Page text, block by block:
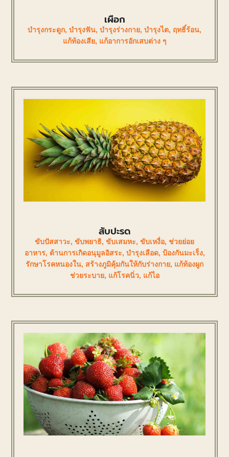
เผือก
บำรุงกระดูก, บำรุงฟัน, บำรุงร่างกาย, บำรุงไต, ฤทธิ์ร้อน,
แก้ท้องเสีย, แก้อาการอักเสบต่าง ๆ
สับปะรด
ขับปัสสาวะ, ขับพยาธิ, ขับเสมหะ, ขับเหงื่อ, ช่วยย่อย
อาหาร, ต้านการเกิดอนุมูลอิสระ, บำรุงเลือด, ป้องกันมะเร็ง,
รักษาโรคหนองใน, สร้างภูมิคุ้มกันให้กับร่างกาย, แก้ท้องผูก
ช่วยระบาย, แก้โรคนิ่ว, แก้ไอ